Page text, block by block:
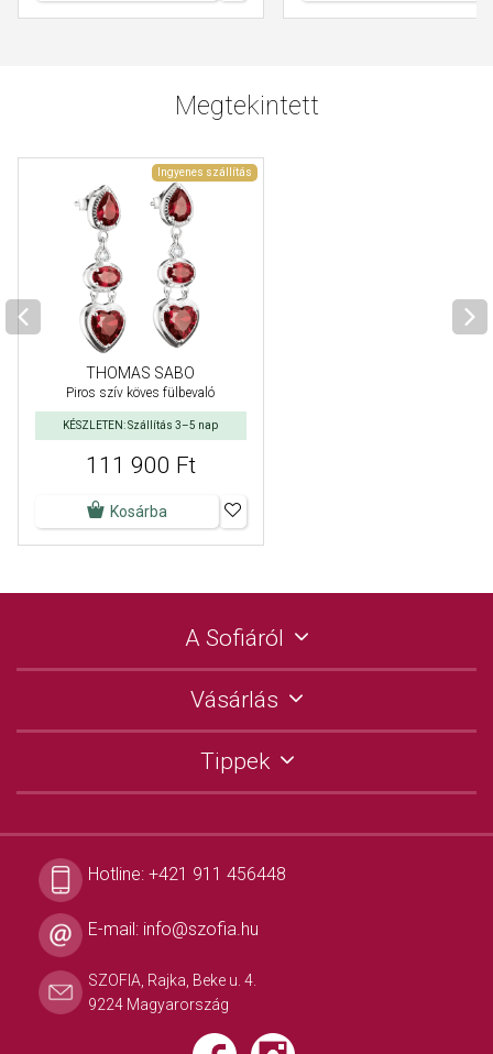
Megtekintett
Ingyenes szállítás
THOMAS SABO
Piros szív köves fülbevaló
KÉSZLETEN: Szállítás 3–5 nap
111 900 Ft
Kosárba
A Sofiáról
Vásárlás
Tippek
Hotline: +421 911 456448
E-mail: info@szofia.hu
SZOFIA, Rajka, Beke u. 4.
9224 Magyarország